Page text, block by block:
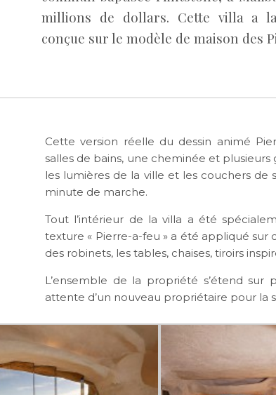
millions de dollars. Cette villa a
conçue sur le modèle de maison des
Cette version réelle du dessin animé
salles de bains, une cheminée et
les lumières de la ville et les couchers de
minute de marche.
Tout l’intérieur de la villa a été
texture « Pierre-a-feu » a été appliqué
des robinets, les tables, chaises, tiroirs
L’ensemble de la propriété s’étend
attente d’un nouveau propriétaire pour la